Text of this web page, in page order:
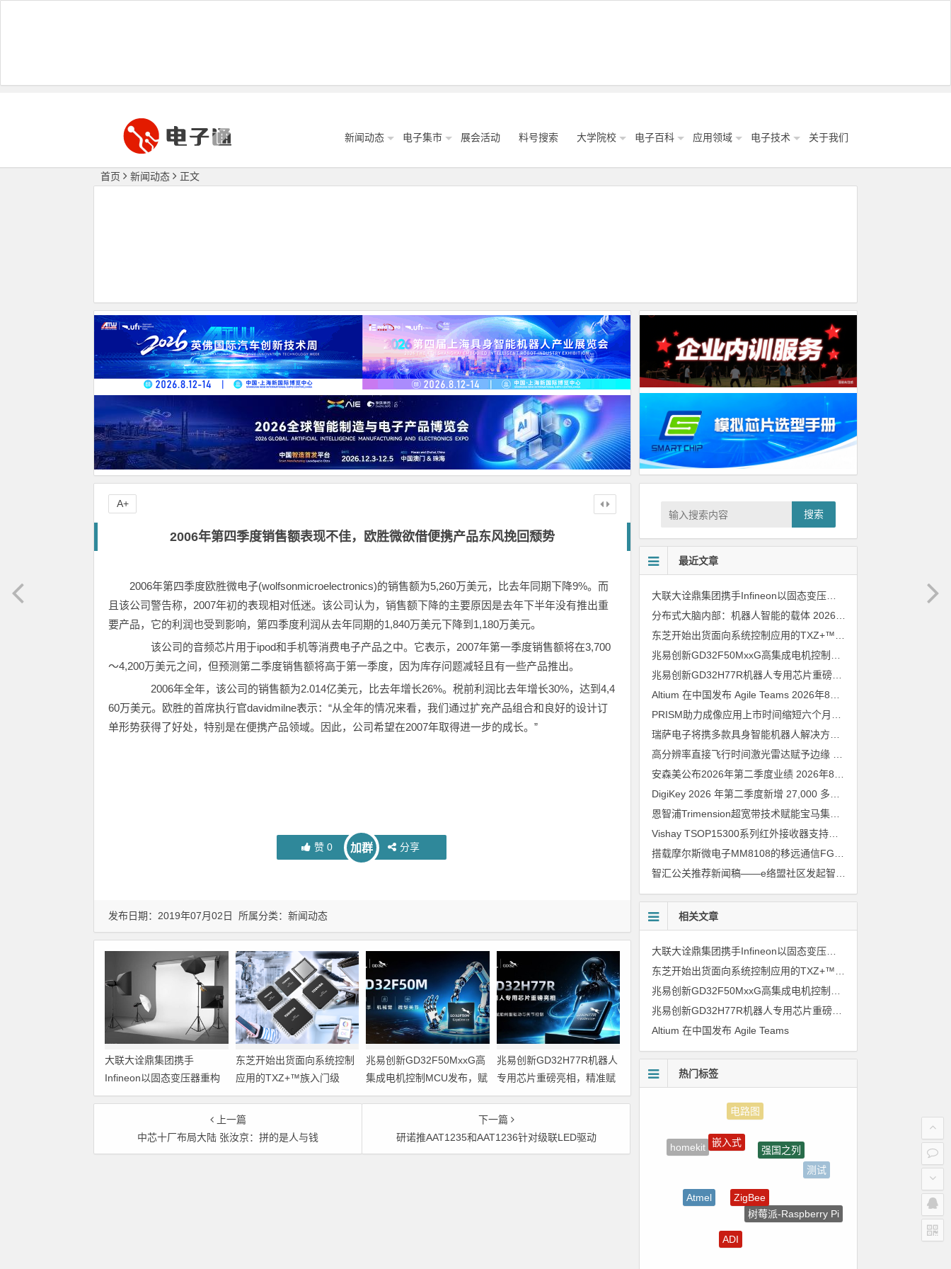
新闻动态 电子集市 展会活动 料号搜索 大学院校 电子百科 应用领域 电子技术 关于我们
首页 新闻动态 正文
2006年第四季度销售额表现不佳，欧胜微欲借便携产品东风挽回颓势
2006年第四季度欧胜微电子(wolfsonmicroelectronics)的销售额为5,260万美元，比去年同期下降9%。而
且该公司警告称，2007年初的表现相对低迷。该公司认为，销售额下降的主要原因是去年下半年没有推出重
要产品，它的利润也受到影响，第四季度利润从去年同期的1,840万美元下降到1,180万美元。
该公司的音频芯片用于ipod和手机等消费电子产品之中。它表示，2007年第一季度销售额将在3,700
～4,200万美元之间，但预测第二季度销售额将高于第一季度，因为库存问题减轻且有一些产品推出。
2006年全年，该公司的销售额为2.014亿美元，比去年增长26%。税前利润比去年增长30%，达到4,4
60万美元。欧胜的首席执行官davidmilne表示：“从全年的情况来看，我们通过扩充产品组合和良好的设计订
单形势获得了好处，特别是在便携产品领域。因此，公司希望在2007年取得进一步的成长。”
赞0 加群 分享
A+
发布日期：2019年07月02日 所属分类： 新闻动态
大联大诠鼎集团携手
Infineon以固态变压器重构
配电效率新标杆
东芝开始出货面向系统控制
应用的TXZ+™族入门级
M4V组（搭载Arm
Cortex‑M4内核的标准微控
制器）工程样品
兆易创新GD32F50MxxG高
集成电机控制MCU发布，赋
能人形机器人关节驱动革新
兆易创新GD32H77R机器人
专用芯片重磅亮相，精准赋
能伺服驱动与关节控制
上一篇
中芯十厂布局大陆 张汝京：拼的是人与钱
下一篇
研诺推AAT1235和AAT1236针对级联LED驱动
搜索
最近文章
大联大诠鼎集团携手Infineon以固态变压器重构配电效率新标杆
分布式大脑内部：机器人智能的载体 2026年8月6日
兆易创新GD32H77R机器人专用芯片重磅亮相，精准赋能伺服驱动与关节控制
Altium 在中国发布 Agile Teams 2026年8月6日
安森美公布2026年第二季度业绩 2026年8月6日
恩智浦Trimension超宽带技术赋能宝马集团Digital Key Plus及生命体存在检测功能
Vishay TSOP15300系列红外接收器支持所有主流遥控代码
相关文章
大联大诠鼎集团携手Infineon以固态变压器重构配电效率新标杆
兆易创新GD32H77R机器人专用芯片重磅亮相，精准赋能伺服驱动与关节控制
Altium 在中国发布 Agile Teams
热门标签
homekit
测试
裸视三维产品 树莓派-Raspberry Pi
电气光伏
ADI